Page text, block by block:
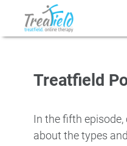
Treatfield
In the fifth
about the types